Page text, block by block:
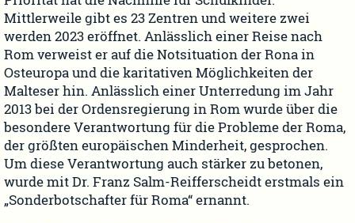
Mittlerweile gibt es 23 Zentren und weitere zwei
werden 2023 eröffnet. Anlässlich einer Reise nach
Rom verweist er auf die Notsituation der Rona in
Osteuropa und die karitativen Möglichkeiten der
Malteser hin. Anlässlich einer Unterredung im Jahr
2013 bei der Ordensregierung in Rom wurde über die
besondere Verantwortung für die Probleme der Roma,
der größten europäischen Minderheit, gesprochen.
Um diese Verantwortung auch stärker zu betonen,
wurde mit Dr. Franz Salm-Reifferscheidt erstmals ein
„Sonderbotschafter für Roma“ ernannt.